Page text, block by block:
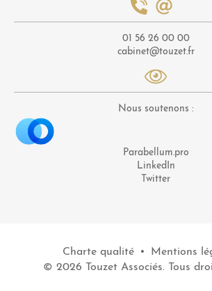
01 56 26 00 00
cabinet@touzet.fr
Nous soutenons :
Parabellum.pro
LinkedIn
Twitter
Charte qualité • Mentions
© 2026 Touzet Associés. Tous